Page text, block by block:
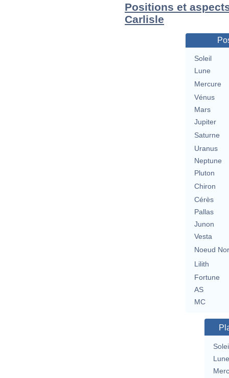
Positions et
Carlisle
Soleil
Lune
Mercure
Vénus
Mars
Jupiter
Saturne
Uranus
Neptune
Pluton
Chiron
Cérès
Pallas
Junon
Vesta
Noeud
Lilith
Fortune
AS
MC
Lune